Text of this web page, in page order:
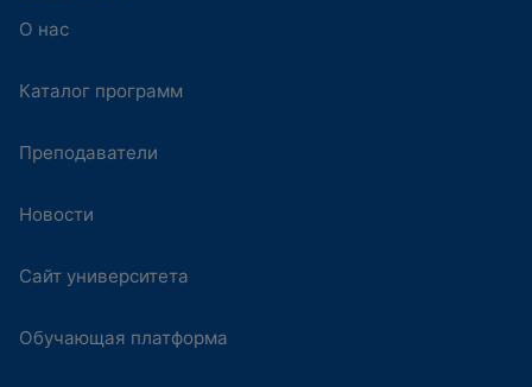
Сергеевна, специалист по УМР ИППК КубГУ
О нас
Каталог программ
Преподаватели
Новости
Сайт университета
Обучающая платформа